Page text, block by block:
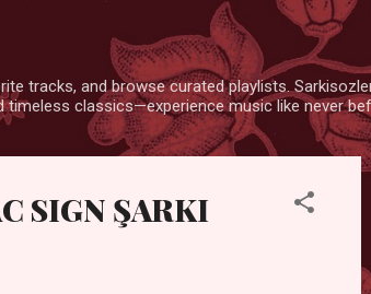
tracks, and browse curated playlists.
classics—experience music like never
SIGN ŞARKI